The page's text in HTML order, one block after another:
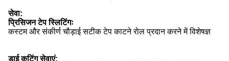
सेवा:
प्रिसिजन टेप स्लिटिंगः
कस्टम और संकीर्ण चौड़ाई सटीक टेप काटने रोल प्रदान करने में विशेषज्ञ
डाई कटिंग सेवाएं: